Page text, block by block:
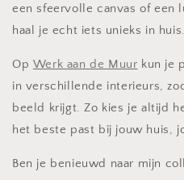
een sfeervolle canvas of een
haal je echt iets unieks in huis.
Op Werk aan de Muur kun je
in verschillende interieurs,
beeld krijgt. Zo kies je altijd
het beste past bij jouw huis,
Ben je benieuwd naar mijn